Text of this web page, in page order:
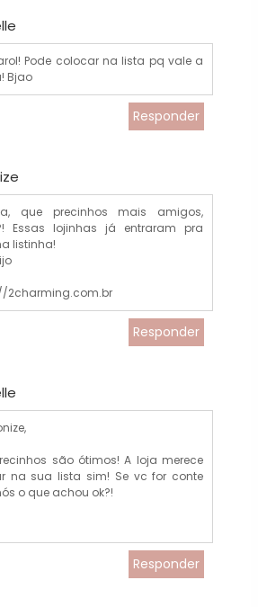
Pode colocar na lista pq vale a
Bjao
Responder
que precinhos mais amigos,
Essas lojinhas já entraram pra
listinha!
2charming.com.br
Responder
são ótimos! A loja merece
na sua lista sim! Se vc for conte
o que achou ok?!
Responder